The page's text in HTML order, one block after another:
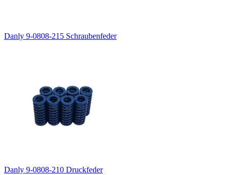
Danly 9-0808-215 Schraubenfeder
Danly 9-0808-210 Druckfeder